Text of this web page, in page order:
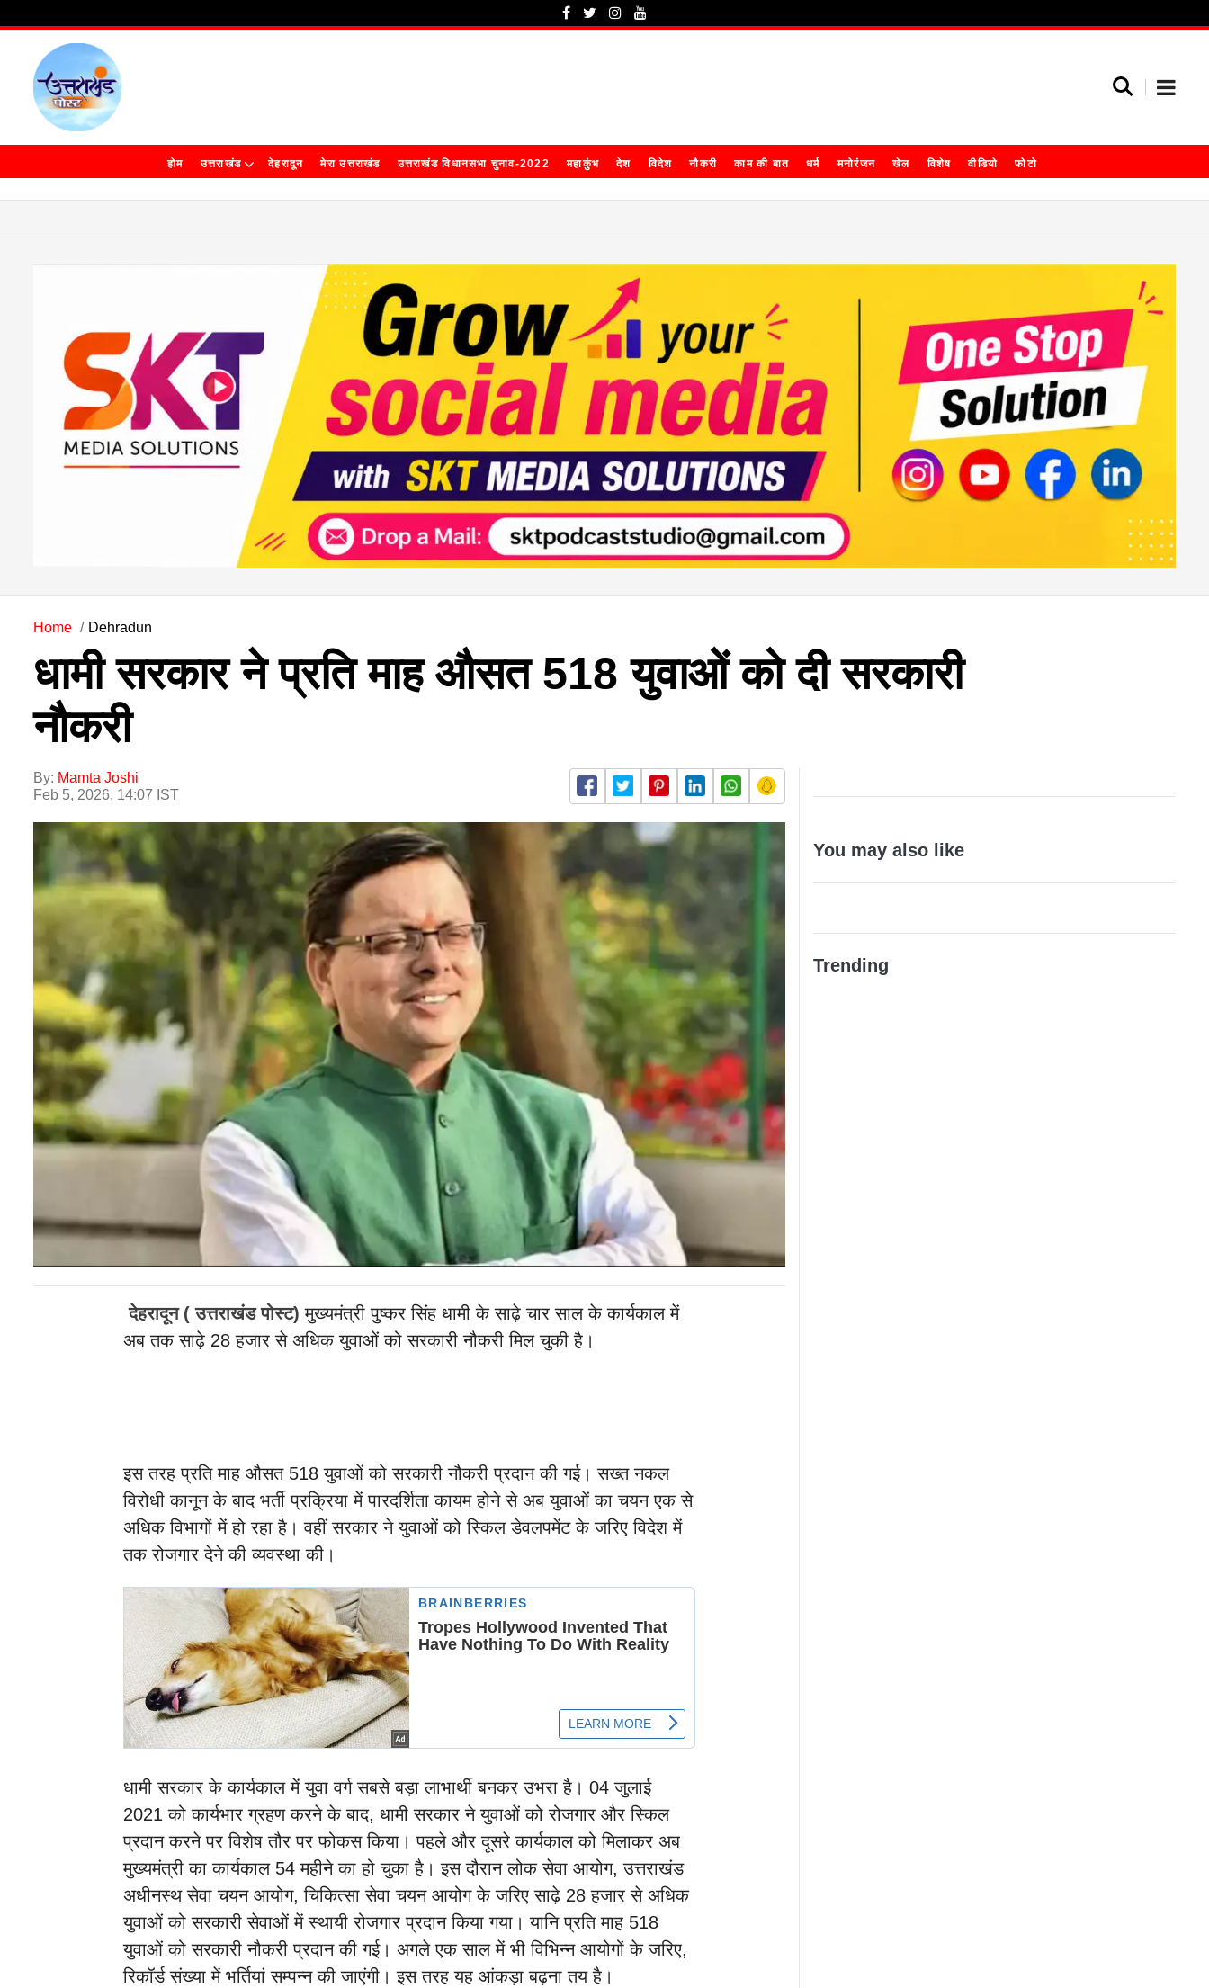
होम उत्तराखंड देहरादून मेरा उत्तराखंड उत्तराखंड विधानसभा चुनाव-2022 महाकुंभ देश विदेश नौकरी काम की बात धर्म मनोरंजन खेल विशेष वीडियो फोटो
Home Dehradun
धामी सरकार ने प्रति माह औसत 518 युवाओं को दी सरकारी
नौकरी
By: Mamta Joshi
Feb 5, 2026, 14:07 IST
देहरादून ( उत्तराखंड पोस्ट) मुख्यमंत्री पुष्कर सिंह धामी के साढ़े चार साल के कार्यकाल में
अब तक साढ़े 28 हजार से अधिक युवाओं को सरकारी नौकरी मिल चुकी है।
इस तरह प्रति माह औसत 518 युवाओं को सरकारी नौकरी प्रदान की गई। सख्त नकल
विरोधी कानून के बाद भर्ती प्रक्रिया में पारदर्शिता कायम होने से अब युवाओं का चयन एक से
अधिक विभागों में हो रहा है। वहीं सरकार ने युवाओं को स्किल डेवलपमेंट के जरिए विदेश में
तक रोजगार देने की व्यवस्था की।
धामी सरकार के कार्यकाल में युवा वर्ग सबसे बड़ा लाभार्थी बनकर उभरा है। 04 जुलाई
2021 को कार्यभार ग्रहण करने के बाद, धामी सरकार ने युवाओं को रोजगार और स्किल
प्रदान करने पर विशेष तौर पर फोकस किया। पहले और दूसरे कार्यकाल को मिलाकर अब
मुख्यमंत्री का कार्यकाल 54 महीने का हो चुका है। इस दौरान लोक सेवा आयोग, उत्तराखंड
अधीनस्थ सेवा चयन आयोग, चिकित्सा सेवा चयन आयोग के जरिए साढ़े 28 हजार से अधिक
युवाओं को सरकारी सेवाओं में स्थायी रोजगार प्रदान किया गया। यानि प्रति माह 518
युवाओं को सरकारी नौकरी प्रदान की गई। अगले एक साल में भी विभिन्न आयोगों के जरिए,
रिकॉर्ड संख्या में भर्तियां सम्पन्न की जाएंगी। इस तरह यह आंकड़ा बढ़ना तय है।
You may also like
Trending